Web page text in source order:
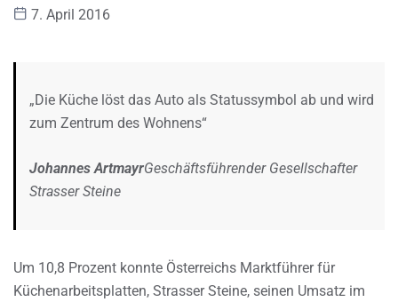
7. April 2016
„Die Küche löst das Auto als Statussymbol ab und wird
zum Zentrum des Wohnens“
Johannes ArtmayrGeschäftsführender Gesellschafter
Strasser Steine
Um 10,8 Prozent konnte Österreichs Marktführer für
Küchenarbeitsplatten, Strasser Steine, seinen Umsatz im